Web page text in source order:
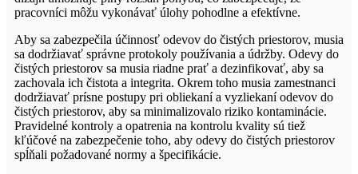
pracovníci môžu vykonávať úlohy pohodlne a efektívne.
Aby sa zabezpečila účinnosť odevov do čistých priestorov, musia
sa dodržiavať správne protokoly používania a údržby. Odevy do
čistých priestorov sa musia riadne prať a dezinfikovať, aby sa
zachovala ich čistota a integrita. Okrem toho musia zamestnanci
dodržiavať prísne postupy pri obliekaní a vyzliekaní odevov do
čistých priestorov, aby sa minimalizovalo riziko kontaminácie.
Pravidelné kontroly a opatrenia na kontrolu kvality sú tiež
kľúčové na zabezpečenie toho, aby odevy do čistých priestorov
spĺňali požadované normy a špecifikácie.